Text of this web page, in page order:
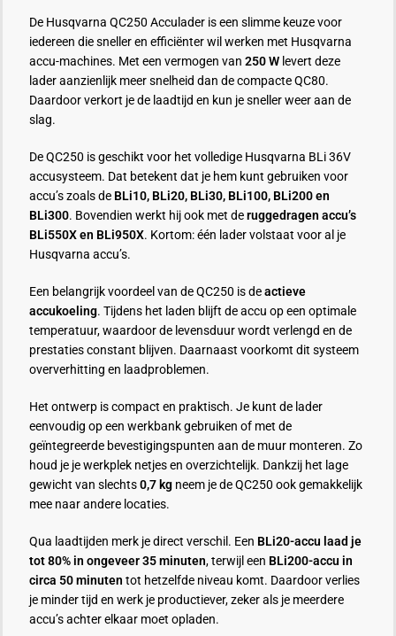
De Husqvarna QC250 Acculader is een slimme keuze voor
iedereen die sneller en efficiënter wil werken met Husqvarna
accu-machines. Met een vermogen van 250 W levert deze
lader aanzienlijk meer snelheid dan de compacte QC80.
Daardoor verkort je de laadtijd en kun je sneller weer aan de
slag.
De QC250 is geschikt voor het volledige Husqvarna BLi 36V
accusysteem. Dat betekent dat je hem kunt gebruiken voor
accu’s zoals de BLi10, BLi20, BLi30, BLi100, BLi200 en
BLi300. Bovendien werkt hij ook met deruggedragen accu’s
BLi550X en BLi950X. Kortom: één lader volstaat voor al je
Husqvarna accu’s.
Een belangrijk voordeel van de QC250 is deactieve
accukoeling. Tijdens het laden blijft de accu op een optimale
temperatuur, waardoor de levensduur wordt verlengd en de
prestaties constant blijven. Daarnaast voorkomt dit systeem
oververhitting en laadproblemen.
Het ontwerp is compact en praktisch. Je kunt de lader
eenvoudig op een werkbank gebruiken of met de
geïntegreerde bevestigingspunten aan de muur monteren. Zo
houd je je werkplek netjes en overzichtelijk. Dankzij het lage
gewicht van slechts0,7 kg neem je de QC250 ook gemakkelijk
mee naar andere locaties.
Qua laadtijden merk je direct verschil. Een BLi20-accu laad je
tot 80% in ongeveer 35 minuten, terwijl een BLi200-accu in
circa 50 minuten tot hetzelfde niveau komt. Daardoor verlies
je minder tijd en werk je productiever, zeker als je meerdere
accu’s achter elkaar moet opladen.